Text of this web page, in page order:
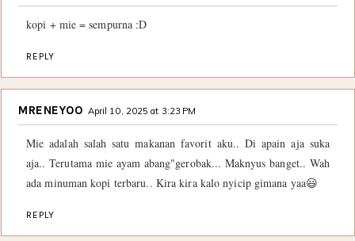
kopi + mie = sempurna :D
REPLY
MRENEYOO April 10, 2025 at 3:23 PM
Mie adalah salah satu makanan favorit aku.. Di apain aja suka
aja.. Terutama mie ayam abang"gerobak... Maknyus banget.. Wah
ada minuman kopi terbaru.. Kira kira kalo nyicip gimana yaa😃
REPLY